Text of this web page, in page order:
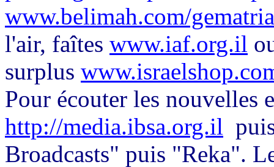
www.belimah.com/
l'air, faîtes www.iaf.org.il
surplus
Pour écouter les nouvelles
http://media.ibsa.org.il
Broadcasts" puis "Reka".